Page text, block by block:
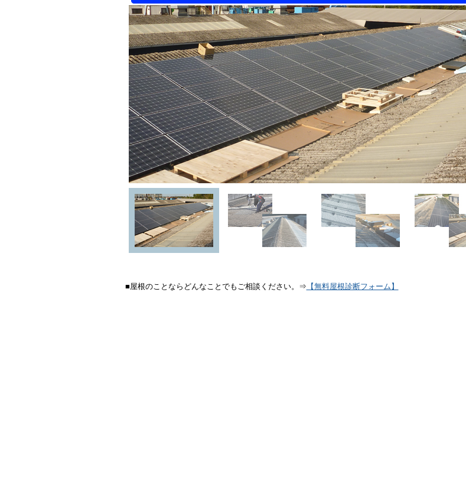
■屋根のことならどんなことでもご相談ください。⇒ 【無料屋根診断フォーム】